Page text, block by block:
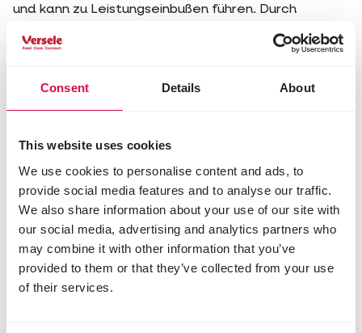
Consent Details About
This website uses cookies
We use cookies to personalise content and ads, to
provide social media features and to analyse our traffic.
We also share information about your use of our site with
our social media, advertising and analytics partners who
may combine it with other information that you’ve
provided to them or that they’ve collected from your use
of their services.
und kann zu Leistungseinbußen führen. Durch
verzögern auch die Erholung nach dem Training.
Anthocyane schützen die